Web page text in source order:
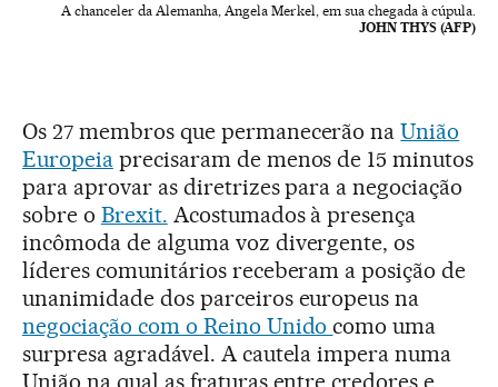
A chanceler da Alemanha, Angela Merkel, em sua chegada à cúpula.
JOHN THYS (AFP)
Os 27 membros que permanecerão naUnião
Europeiaprecisaram de menos de 15 minutos
para aprovar as diretrizes para a negociação
sobre o Brexit. Acostumados à presença
incômoda de alguma voz divergente, os
líderes comunitários receberam a posição de
unanimidade dos parceiros europeus na
negociação com o Reino Unidocomo uma
surpresa agradável. A cautela impera numa
União na qual as fraturas entre credores e